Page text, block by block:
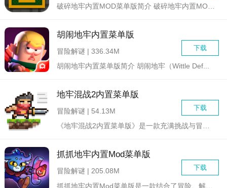
破碎地牢内置MOD菜单版简介 破碎地牢内置MOD菜单版...
胡闹地牢内置菜单版
下载
冒险解谜 | 336.34M
胡闹地牢内置菜单版简介 胡闹地牢（Wittle Def...
地牢混战2内置菜单版
下载
冒险解谜 | 54.13M
《地牢混战2内置菜单版》是一款充满挑战与冒险的地下城角色扮演...
抓抓地牢内置Mod菜单版
下载
冒险解谜 | 205.08M